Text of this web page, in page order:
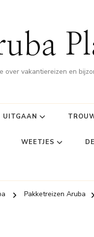
over vakantiereizen en
UITGAAN
WEETJES
Pakketreizen Aruba